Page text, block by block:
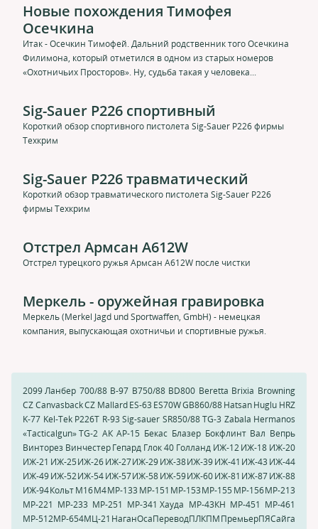
Новые похождения Тимофея
Осечкина
Итак - Осечкин Тимофей. Дальний родственник того Осечкина
Филимона, который отметился в одном из старых номеров
«Охотничьих Просторов». Ну, судьба такая у человека...
Sig-Sauer P226 спортивный
Короткий обзор спортивного пистолета Sig-Sauer P226 фирмы
Техкрим
Sig-Sauer P226 травматический
Короткий обзор травматического пистолета Sig-Sauer P226
фирмы Техкрим
Отстрел Армсан A612W
Отстрел турецкого ружья Армсан A612W после чистки
Меркель - оружейная гравировка
Меркель (Merkel Jagd und Sportwaffen, GmbH) - немецкая
компания, выпускающая охотничьи и спортивные ружья.
2099 Ланбер 700/88 B-97 B750/88 BD800 Beretta Brixia Browning
CZ CanvasbackCZ MallardES-63 ES70WGB860/88HatsanHuglu HRZ
K-77 Kel-Tek P226T R-93 Sig-sauer SR850/88 TG-3 Zabala Hermanos
«Tacticalgun» TG-2 АК АР-15 Бекас Блазер Бокфлинт Вал Вепрь
Винторез ВинчестерГепард Глок 40 Голланд ИЖ-12 ИЖ-18 ИЖ-20
ИЖ-21 ИЖ-25ИЖ-26ИЖ-27ИЖ-29ИЖ-38ИЖ-39ИЖ-41 ИЖ-43 ИЖ-44
ИЖ-49ИЖ-52ИЖ-54ИЖ-57ИЖ-58ИЖ-59ИЖ-60ИЖ-81 ИЖ-87ИЖ-88
ИЖ-94КольтМ16М4МР-133 МР-151 МР-153МР-155 МР-156МР-213
МР-221 МР-233 МР-251 МР-341 Хауда МР-43КН МР-451 МР-461
МР-512МР-654МЦ-21 НаганОсаПереводПЛКПМПремьерПЯСайга